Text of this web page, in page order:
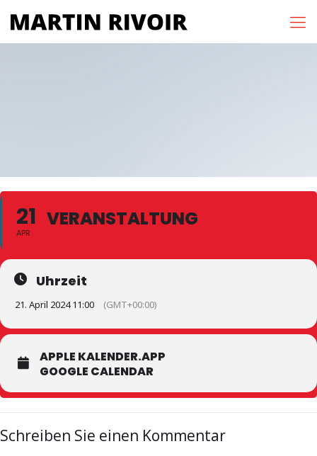
21
APR
VERANSTALTUNG
Uhrzeit
21. April 2024 11:00 (GMT+00:00)
APPLE KALENDER.APP
GOOGLE CALENDAR
Schreiben Sie einen Kommentar